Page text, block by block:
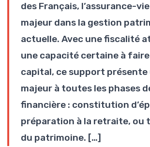
des Français, l’assurance-
majeur dans la gestion
actuelle. Avec une fiscalité
une capacité certaine à
capital, ce support
majeur à toutes les phases
financière : constitution
préparation à la retraite, ou
du patrimoine. […]